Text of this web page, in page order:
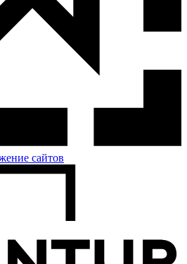
сайтов